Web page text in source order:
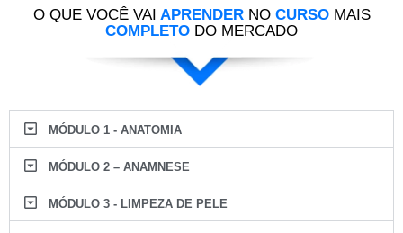
O QUE VOCÊ VAI APRENDER NO CURSO MAIS
COMPLETO DO MERCADO
MÓDULO 1 - ANATOMIA
MÓDULO 2 – ANAMNESE
MÓDULO 3 - LIMPEZA DE PELE